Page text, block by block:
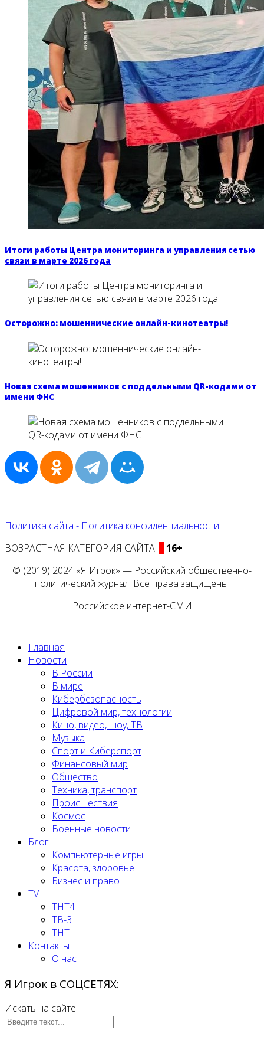
Итоги работы Центра мониторинга и управления сетью
связи в марте 2026 года
Осторожно: мошеннические онлайн-кинотеатры!
Новая схема мошенников с поддельными QR-кодами от
имени ФНС
Политика сайта - Политика конфиденциальности!
ВОЗРАСТНАЯ КАТЕГОРИЯ САЙТА:
16+
© (2019) 2024 «Я Игрок» — Российский общественно-
политический журнал! Все права защищены!
Российское интернет-СМИ
Главная
Новости
В России
В мире
Кибербезопасность
Цифровой мир, технологии
Кино, видео, шоу, ТВ
Музыка
Спорт и Киберспорт
Финансовый мир
Общество
Техника, транспорт
Происшествия
Космос
Военные новости
Блог
Компьютерные игры
Красота, здоровье
Бизнес и право
TV
ТНТ4
ТВ-3
ТНТ
Контакты
О нас
Я Игрок в СОЦСЕТЯХ:
Искать на сайте: